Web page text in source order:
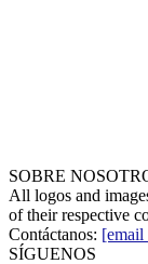
SOBRE
All logos and
of their respective
Contáctanos: [email
SÍGUENOS